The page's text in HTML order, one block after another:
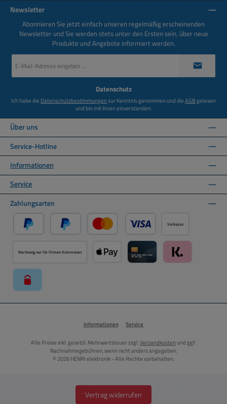
Newsletter
Abonnieren Sie jetzt einfach unseren regelmäßig erscheinenden
Newsletter und Sie werden stets unter den Ersten sein, über neue
Produkte und Angebote informiert werden.
Mail-
Datenschutz
Ich habe die Datenschutzbestimmungenzur Kenntnis genommen und dieAGBgelesen
und bin mit ihnen einverstanden.
Über uns
Service-Hotline
Informationen
Service
Zahlungsarten
PayPal Später Bezahlen über PayPalKredit- oder Debitkarte über PayPal
Vorkasse
Rechnung nur für Firmen Kommunen
Informationen Service
Alle Preise inkl. gesetzl. Mehrwertsteuer zzgl.Versandkosten und ggf.
Nachnahmegebühren, wenn nicht anders angegeben.
© 2026 HENRI elektronik - Alle Rechte vorbehalten.
Vertrag widerrufen